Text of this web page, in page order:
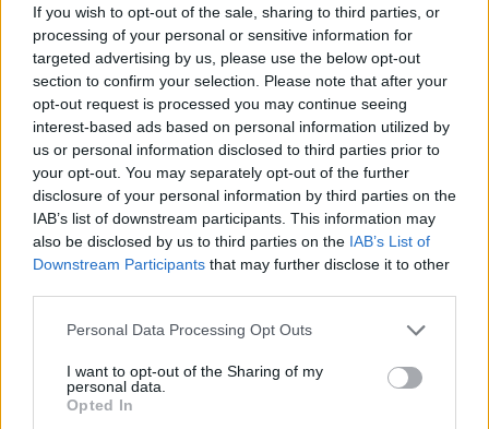
If you wish to opt-out of the sale, sharing to third parties, or
processing of your personal or sensitive information for
targeted advertising by us, please use the below opt-out
section to confirm your selection. Please note that after your
opt-out request is processed you may continue seeing
interest-based ads based on personal information utilized by
us or personal information disclosed to third parties prior to
your opt-out. You may separately opt-out of the further
disclosure of your personal information by third parties on the
IAB’s list of downstream participants. This information may
also be disclosed by us to third parties on the IAB’s List of
Downstream Participants that may further disclose it to other
Please note that this website/app uses one or more Google
not limited to your visit or usage behaviour. You may click to
grant or deny consent to Google and its third-party tags to
use your data for below specified purposes in below Google
Personal Data Processing Opt Outs
I want to opt-out of the Sharing of my
personal data.
Opted In
fel, csúcstechnikával! 1400 négyzetméteres, melynek
közepén található a 150 négyzetméteres forgószínpad.
A világítást számítógép által vezérelt robotlámpákkal
oldjuk meg, 50 projektor és 240 reflektor is szerepel a
technikai eszközök között. A díszlet, a jelmezek, a hang
és a fénytechnika 18 kamionban utazik a helyszínre,
ahol a színpad építésén 100, üzemeltetésén pedig 60
technikus dolgozik - elsősorban az Operettszínház
stábjából. A látványos produkcióban 2 helikopter is
részt vesz."